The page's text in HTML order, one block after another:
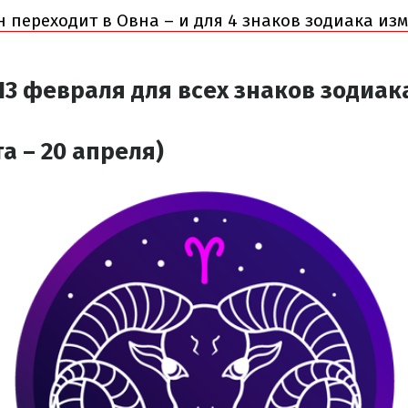
переходит в Овна – и для 4 знаков зодиака
февраля для всех знаков
– 20 апреля)